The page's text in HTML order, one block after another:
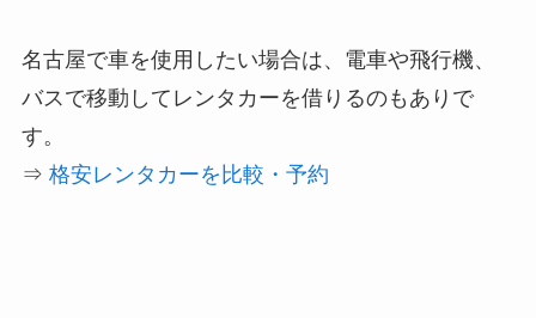
名古屋で車を使用したい場合は、電車や飛行機、
バスで移動してレンタカーを借りるのもありで
す。
⇒ 格安レンタカーを比較・予約